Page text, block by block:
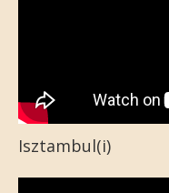
Isztambul(i)